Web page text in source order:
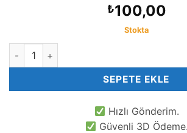
₺100,00
Stokta
Anahtar Şekilli Charm adet
SEPETE EKLE
Hızlı Gönderim.
Güvenli 3D Ödeme.